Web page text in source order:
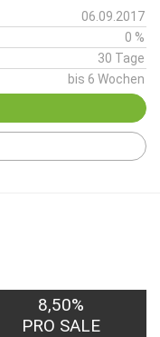
06.09.2017
0 %
30 Tage
bis 6 Wochen
8,50%
PRO SALE